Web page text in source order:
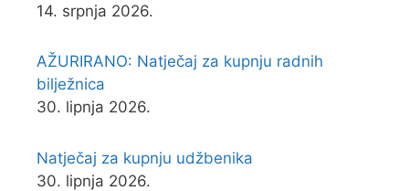
14. srpnja 2026.
AŽURIRANO: Natječaj za kupnju radnih
bilježnica
30. lipnja 2026.
Natječaj za kupnju udžbenika
30. lipnja 2026.